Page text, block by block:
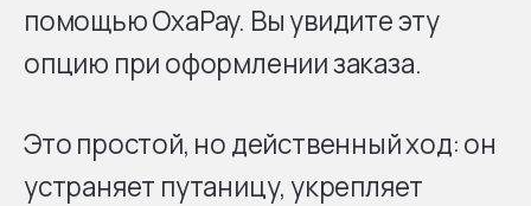
помощью OxaPay. Вы увидите эту
опцию при оформлении заказа.
Это простой, но действенный ход: он
устраняет путаницу, укрепляет